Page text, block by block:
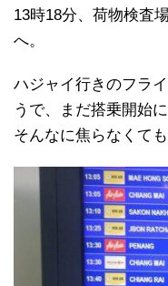
13時18分、荷物検査
へ。
ハジャイ行きのフラ
うで、まだ搭乗開始
そんなに焦らなくて